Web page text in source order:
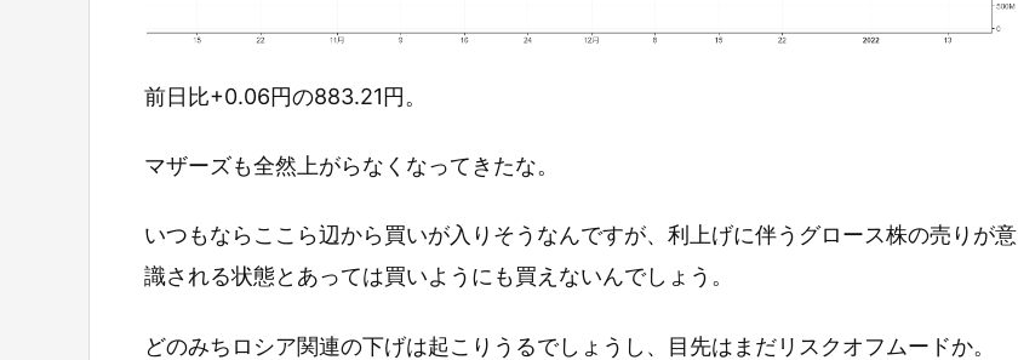
前日比+0.06円の883.21円。
マザーズも全然上がらなくなってきたな。
いつもならここら辺から買いが入りそうなんですが、利上げに伴うグロース株の売りが意
識される状態とあっては買いようにも買えないんでしょう。
どのみちロシア関連の下げは起こりうるでしょうし、目先はまだリスクオフムードか。